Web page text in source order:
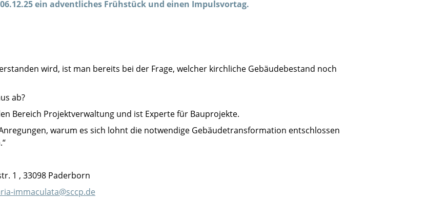
ein adventliches Frühstück und einen Impulsvortag.
wird, ist man bereits bei der Frage, welcher kirchliche Gebäudebestand noch
ab?
Bereich Projektverwaltung und ist Experte für Bauprojekte.
warum es sich lohnt die notwendige Gebäudetransformation entschlossen
1 , 33098 Paderborn
immaculata@sccp.de